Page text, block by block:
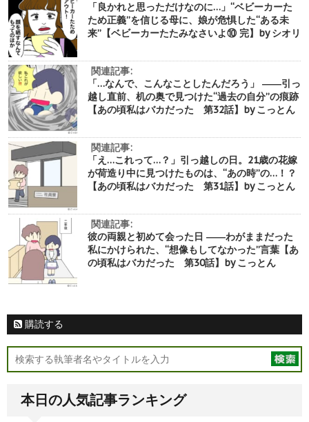
「良かれと思っただけなのに…」“ベビーカーた
ため正義”を信じる母に、娘が危惧した“ある未
来”【ベビーカーたたみなさいよ⑩ 完】by シオリ
関連記事:
「…なんで、こんなことしたんだろう」 ――引っ
越し直前、机の奥で見つけた“過去の自分”の痕跡
【あの頃私はバカだった 第32話】by こっとん
関連記事:
「え…これって…？」引っ越しの日。21歳の花嫁
が荷造り中に見つけたものは、“あの時”の…！？
【あの頃私はバカだった 第31話】by こっとん
関連記事:
彼の両親と初めて会った日 ――わがままだった
私にかけられた、“想像もしてなかった”言葉【あ
の頃私はバカだった 第30話】by こっとん
購読する
本日の人気記事ランキング